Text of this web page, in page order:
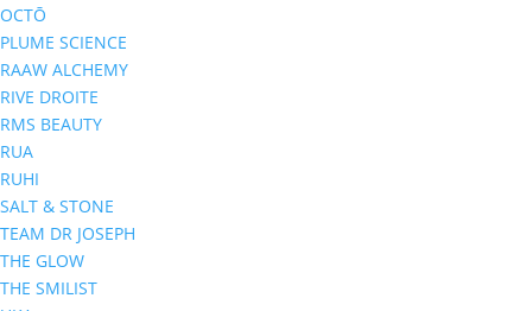
OCTŌ
PLUME SCIENCE
RAAW ALCHEMY
RIVE DROITE
RMS BEAUTY
RUA
RUHI
SALT & STONE
TEAM DR JOSEPH
THE GLOW
THE SMILIST